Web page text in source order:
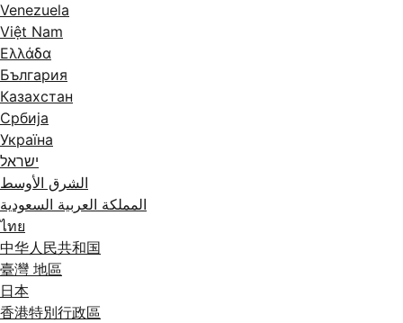
Venezuela
Việt Nam
Ελλάδα
България
Казахстан
Србија
Україна
ישראל
الشرق الأوسط
المملكة العربية السعودية
ไทย
中华人民共和国
臺灣 地區
日本
香港特別行政區